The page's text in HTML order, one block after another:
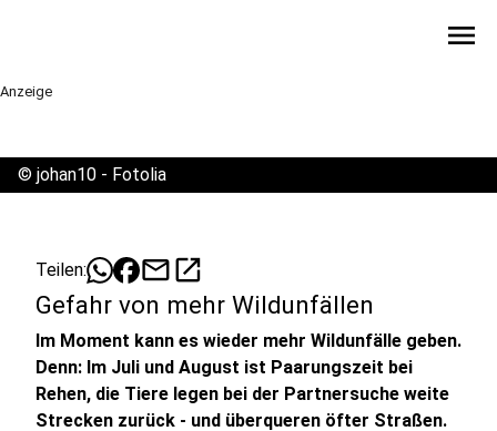
menu
Anzeige
© johan10 - Fotolia
Teilen: mailopen_in_new
Gefahr von mehr Wildunfällen
Im Moment kann es wieder mehr Wildunfälle geben.
Denn: Im Juli und August ist Paarungszeit bei
Rehen, die Tiere legen bei der Partnersuche weite
Strecken zurück - und überqueren öfter Straßen.